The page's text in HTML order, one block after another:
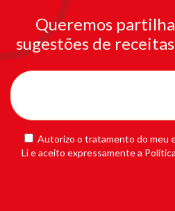
Queremos
sugestões de
Autorizo o tratamento do meu
Li e aceito expressamente a